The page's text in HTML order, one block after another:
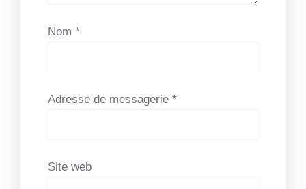
Nom *
Adresse de messagerie *
Site web